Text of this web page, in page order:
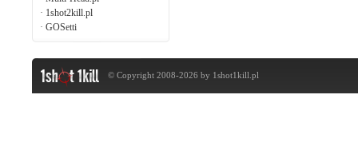
· 1shot2kill.pl
· GOSetti
© Copyright 2008-2026 by 1shot1kill.pl